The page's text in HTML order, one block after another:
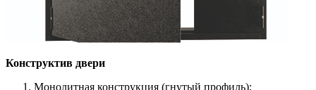
Конструктив двери
Монолитная конструкция (гнутый профиль);